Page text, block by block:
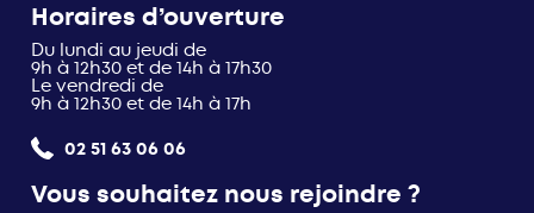
Horaires d’ouverture
Du lundi au jeudi de
9h à 12h30 et de 14h à 17h30
Le vendredi de
9h à 12h30 et de 14h à 17h
02 51 63 06 06
Vous souhaitez nous rejoindre ?